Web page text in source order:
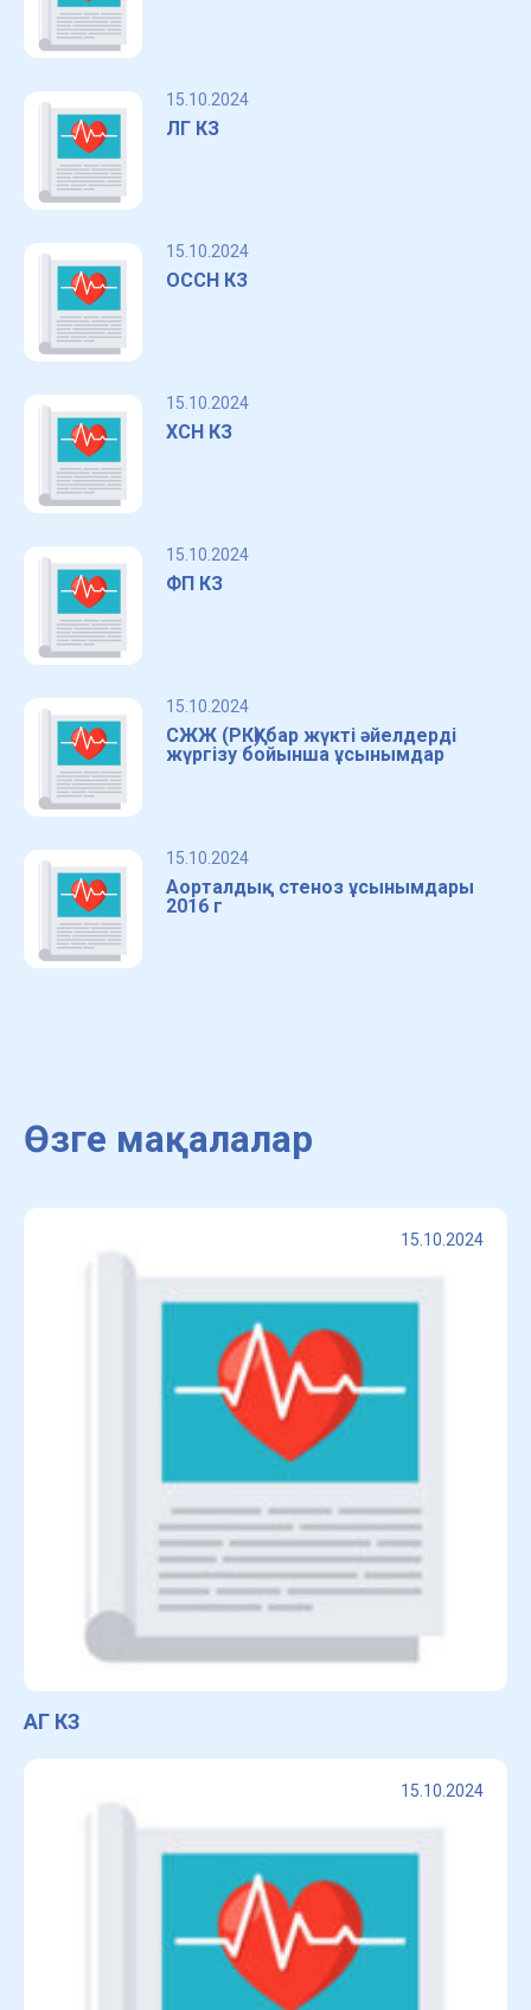
15.10.2024
ЛГ КЗ
15.10.2024
ОССН КЗ
15.10.2024
ХСН КЗ
15.10.2024
ФП КЗ
15.10.2024
СЖЖ (РКҚ) бар жүкті әйелдерді
жүргізу бойынша ұсынымдар
15.10.2024
Аорталдық стеноз ұсынымдары
2016 г
Өзге мақалалар
15.10.2024
АГ КЗ
15.10.2024